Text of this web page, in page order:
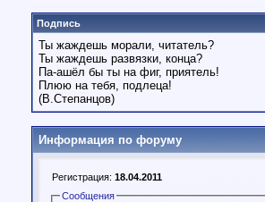
Подпись
Ты жаждешь морали, читатель?
Ты жаждешь развязки, конца?
Па-ашёл бы ты на фиг, приятель!
Плюю на тебя, подлеца!
(В.Степанцов)
Информация по форуму
Регистрация: 18.04.2011
Сообщения